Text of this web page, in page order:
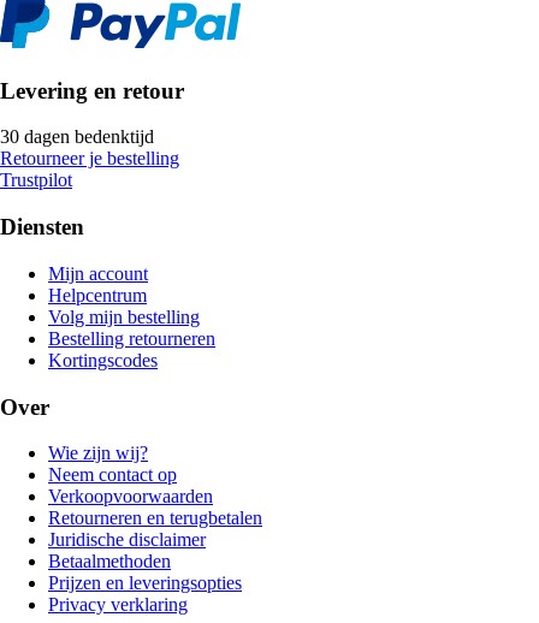
Levering en retour
30 dagen bedenktijd
Retourneer je bestelling
Trustpilot
Diensten
Mijn account
Helpcentrum
Volg mijn bestelling
Bestelling retourneren
Kortingscodes
Over
Wie zijn wij?
Neem contact op
Verkoopvoorwaarden
Retourneren en terugbetalen
Juridische disclaimer
Betaalmethoden
Prijzen en leveringsopties
Privacy verklaring